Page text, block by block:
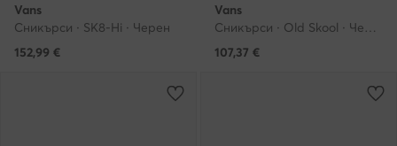
Vans
Сникърси · SK8-Hi · Черен
152,99 €
Vans
Сникърси · Old Skool · Черен
107,37 €